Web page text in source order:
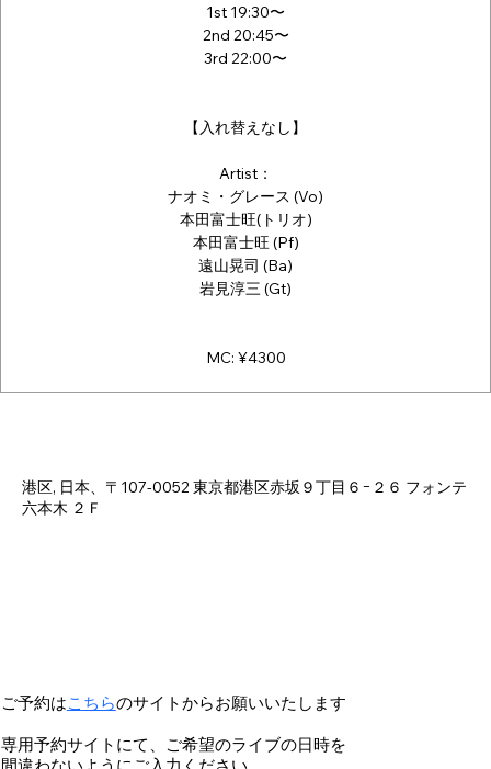
ご予約はこちらのサイトからお願いいたします
専用予約サイトにて、ご希望のライブの日時を
1st 19:30〜
2nd 20:45〜
3rd 22:00〜
【入れ替えなし】
Artist：
ナオミ・グレース (Vo)
本田富士旺(トリオ)
本田富士旺 (Pf)
遠山晃司 (Ba)
岩見淳三 (Gt)
MC: ¥4300
港区, 日本、〒107-0052 東京都港区赤坂９丁目６−２６ フォンテ
六本木 ２Ｆ